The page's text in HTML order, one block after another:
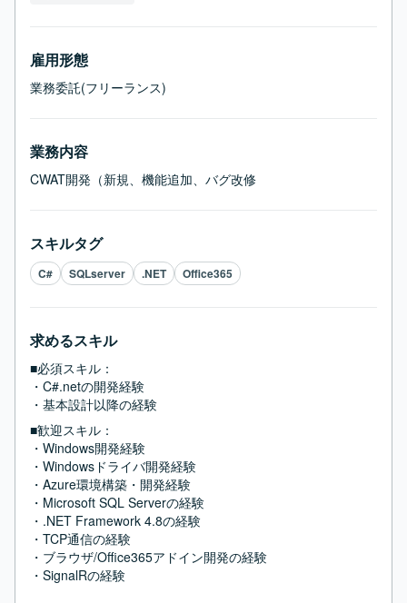
雇用形態
業務委託(フリーランス)
業務内容
CWAT開発（新規、機能追加、バグ改修
スキルタグ
C# SQLserver .NET Office365
求めるスキル
■必須スキル：
・C#.netの開発経験
・基本設計以降の経験
■歓迎スキル：
・Windows開発経験
・Windowsドライバ開発経験
・Azure環境構築・開発経験
・Microsoft SQL Serverの経験
・.NET Framework 4.8の経験
・TCP通信の経験
・ブラウザ/Office365アドイン開発の経験
・SignalRの経験